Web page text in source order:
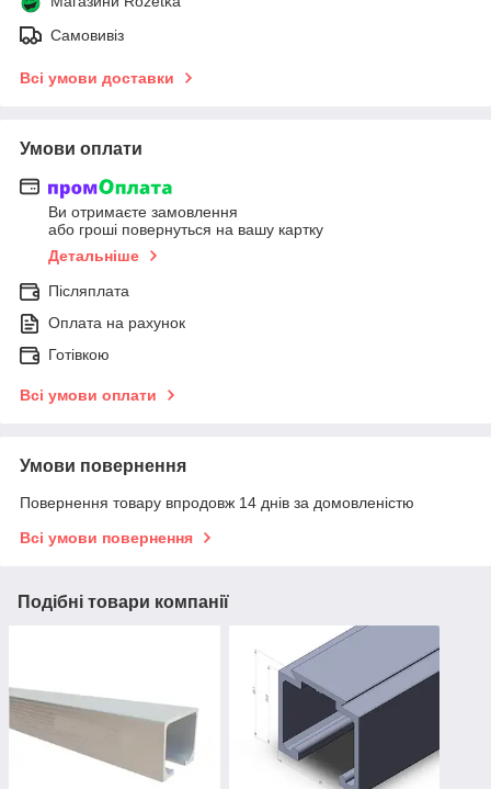
Самовивіз
Всі умови доставки
Умови оплати
Ви отримаєте замовлення
або гроші повернуться на вашу картку
Детальніше
Післяплата
Оплата на рахунок
Готівкою
Всі умови оплати
Умови повернення
Повернення товару впродовж 14 днів за домовленістю
Всі умови повернення
Подібні товари компанії